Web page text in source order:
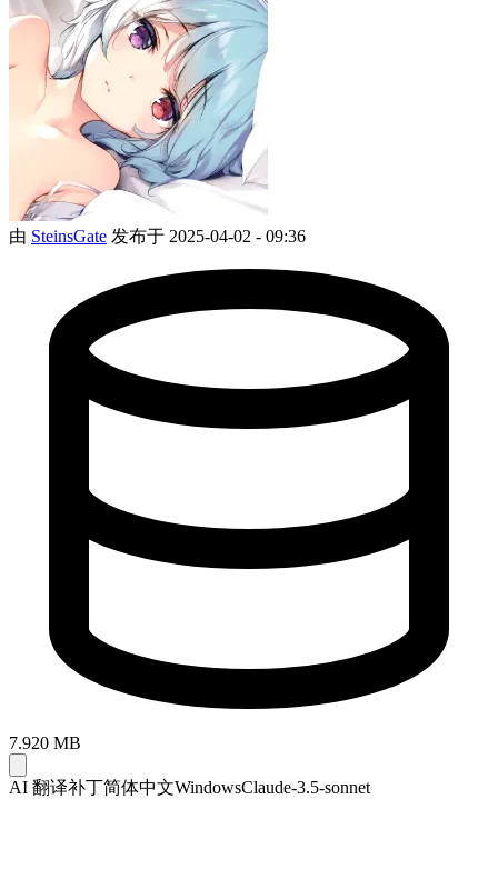
由 SteinsGate 发布于 2025-04-02 - 09:36
7.920 MB
AI 翻译补丁简体中文WindowsClaude-3.5-sonnet